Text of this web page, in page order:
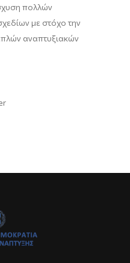
πολλών
με στόχο την
αναπτυξιακών